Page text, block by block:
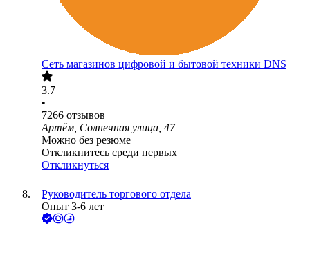
Сеть магазинов цифровой и бытовой техники DNS
3.7
•
7266 отзывов
Артём, Солнечная улица, 47
Можно без резюме
Откликнитесь среди первых
Откликнуться
Руководитель торгового отдела
Опыт 3-6 лет